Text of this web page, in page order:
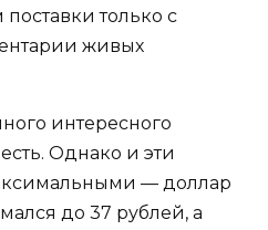
только с
живых
интересного
Однако и эти
— доллар
до 37 рублей, а